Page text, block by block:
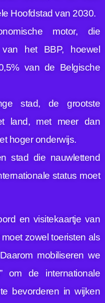
Hoofdstad van 2030.
motor, die
het BBP, hoewel
van de Belgische
stad, de grootste
land, met meer dan
hoger onderwijs.
stad die nauwlettend
status moet
en visitekaartje van
zowel toeristen als
mobiliseren we
om de internationale
bevorderen in wijken